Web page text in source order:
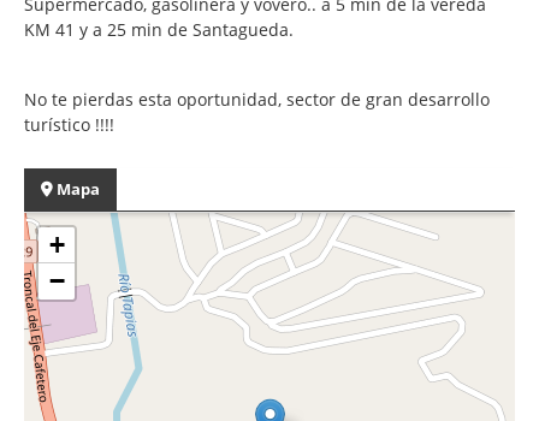
KM 41 y a 25 min de Santagueda.
No te pierdas esta oportunidad, sector de gran desarrollo
turístico !!!!
Mapa
+
−